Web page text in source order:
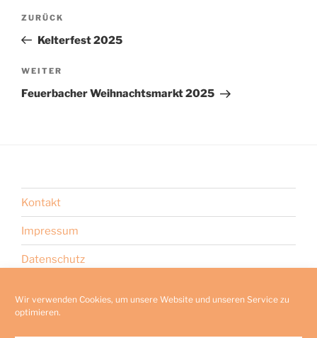
Wir verwenden Cookies, um unsere Website und unseren Service zu
optimieren.
Beitragsnavigation
Vorheriger
Beitrag
ZURÜCK
Kelterfest 2025
Nächster
Beitrag
WEITER
Feuerbacher Weihnachtsmarkt 2025
Kontakt
Impressum
Datenschutz
Internes